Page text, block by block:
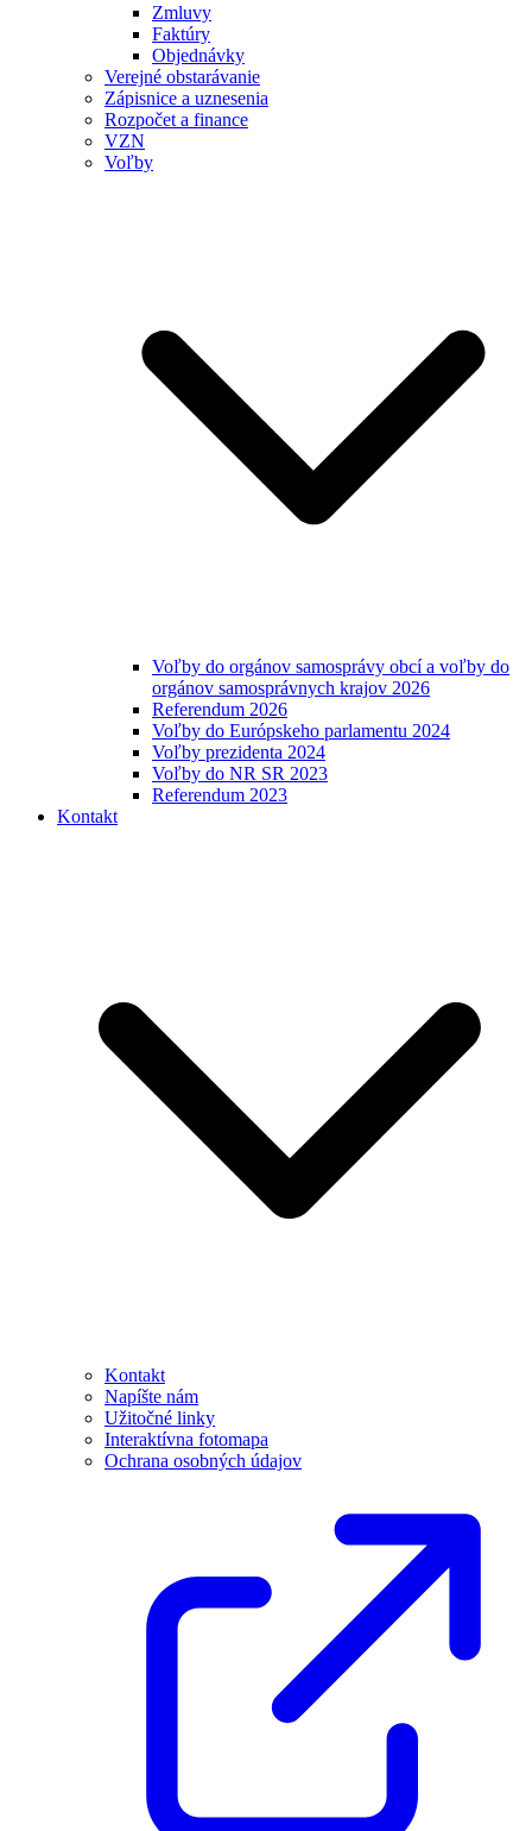
Zmluvy
Faktúry
Objednávky
Verejné obstarávanie
Zápisnice a uznesenia
Rozpočet a finance
VZN
Voľby
Voľby do orgánov samosprávy obcí a voľby do
orgánov samosprávnych krajov 2026
Referendum 2026
Voľby do Európskeho parlamentu 2024
Voľby prezidenta 2024
Voľby do NR SR 2023
Referendum 2023
Kontakt
Kontakt
Napíšte nám
Užitočné linky
Interaktívna fotomapa
Ochrana osobných údajov